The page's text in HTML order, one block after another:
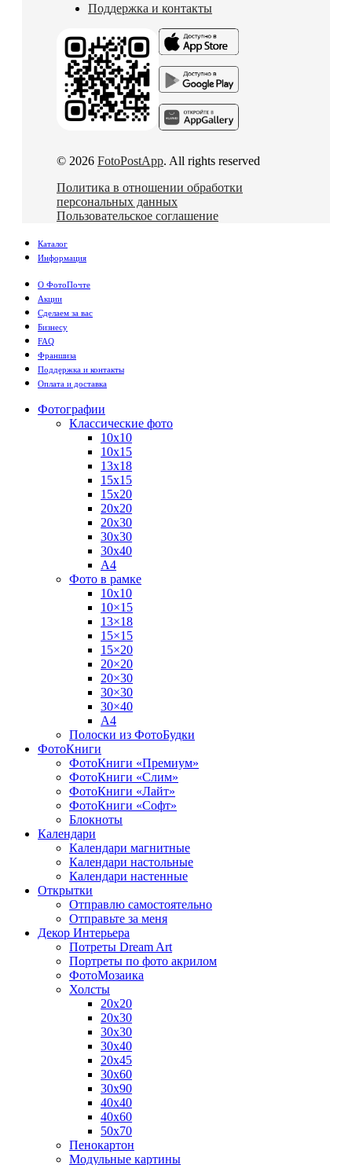
Поддержка и контакты
© 2026 FotoPostApp. All rights reserved
Политика в отношении обработки
персональных данных
Пользовательское соглашение
Каталог
Информация
О ФотоПочте
Акции
Сделаем за вас
Бизнесу
FAQ
Франшиза
Поддержка и контакты
Оплата и доставка
Фотографии
Классические фото
10х10
10х15
13х18
15х15
15х20
20х20
20х30
30х30
30х40
А4
Фото в рамке
10х10
10×15
13×18
15×15
15×20
20×20
20×30
30×30
30×40
A4
Полоски из ФотоБудки
ФотоКниги
ФотоКниги «Премиум»
ФотоКниги «Слим»
ФотоКниги «Лайт»
ФотоКниги «Софт»
Блокноты
Календари
Календари магнитные
Календари настольные
Календари настенные
Открытки
Отправлю самостоятельно
Отправьте за меня
Декор Интерьера
Потреты Dream Art
Портреты по фото акрилом
ФотоМозаика
Холсты
20х20
20х30
30х30
30х40
20х45
30х60
30х90
40х40
40х60
50х70
Пенокартон
Модульные картины